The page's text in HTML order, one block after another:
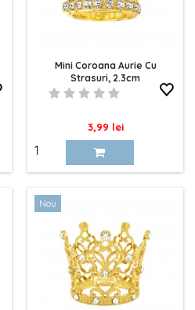
Mini Coroana Aurie Cu
Strasuri, 2.3cm
Pret
3,99 lei
Nou